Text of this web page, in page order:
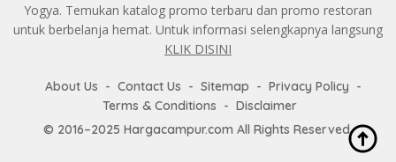
Yogya. Temukan katalog promo terbaru dan promo restoran
untuk berbelanja hemat. Untuk informasi selengkapnya langsung
KLIK DISINI
About Us Contact Us Sitemap
Privacy Policy
Terms & Conditions
Disclaimer
© 2016–2025 Hargacampur.com All Rights Reserved.